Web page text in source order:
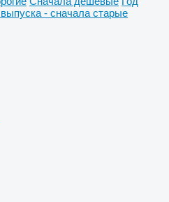
- сначала старые